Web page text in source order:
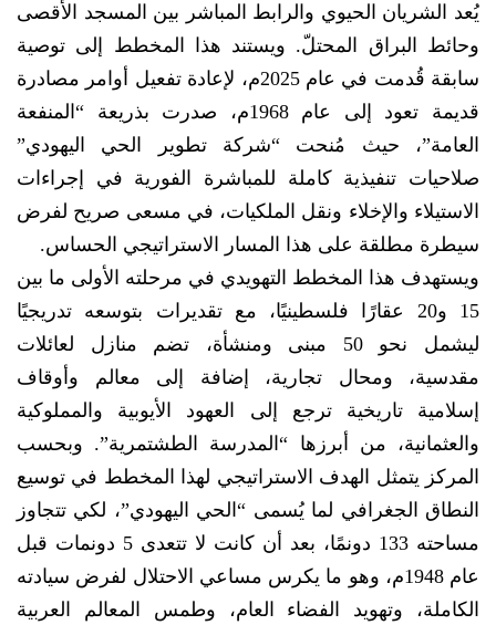
يُعد الشريان الحيوي والرابط المباشر بين المسجد الأقصى
وحائط البراق المحتلّ. ويستند هذا المخطط إلى توصية
سابقة قُدمت في عام 2025م، لإعادة تفعيل أوامر مصادرة
قديمة تعود إلى عام 1968م، صدرت بذريعة “المنفعة
العامة”، حيث مُنحت “شركة تطوير الحي اليهودي”
صلاحيات تنفيذية كاملة للمباشرة الفورية في إجراءات
الاستيلاء والإخلاء ونقل الملكيات، في مسعى صريح لفرض
سيطرة مطلقة على هذا المسار الاستراتيجي الحساس.
ويستهدف هذا المخطط التهويدي في مرحلته الأولى ما بين
15 و20 عقارًا فلسطينيًا، مع تقديرات بتوسعه تدريجيًا
ليشمل نحو 50 مبنى ومنشأة، تضم منازل لعائلات
مقدسية، ومحال تجارية، إضافة إلى معالم وأوقاف
إسلامية تاريخية ترجع إلى العهود الأيوبية والمملوكية
والعثمانية، من أبرزها “المدرسة الطشتمرية”. وبحسب
المركز يتمثل الهدف الاستراتيجي لهذا المخطط في توسيع
النطاق الجغرافي لما يُسمى “الحي اليهودي”، لكي تتجاوز
مساحته 133 دونمًا، بعد أن كانت لا تتعدى 5 دونمات قبل
عام 1948م، وهو ما يكرس مساعي الاحتلال لفرض سيادته
الكاملة، وتهويد الفضاء العام، وطمس المعالم العربية